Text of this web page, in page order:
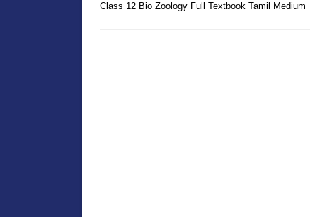
Class 12 Bio Zoology Full Textbook Tamil Medium